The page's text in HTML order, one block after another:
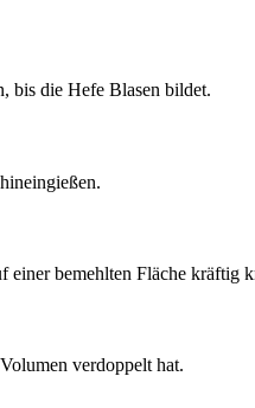
bis die Hefe Blasen bildet.
bemehlten Fläche kräftig
verdoppelt hat.